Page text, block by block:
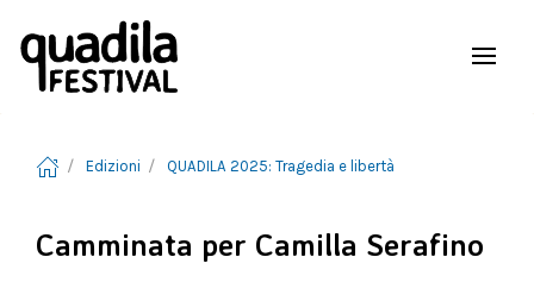
Edizioni QUADILA 2025: Tragedia e libertà
Camminata per Camilla Serafino